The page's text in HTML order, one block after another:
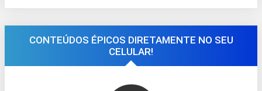
CONTEÚDOS ÉPICOS DIRETAMENTE NO SEU
CELULAR!